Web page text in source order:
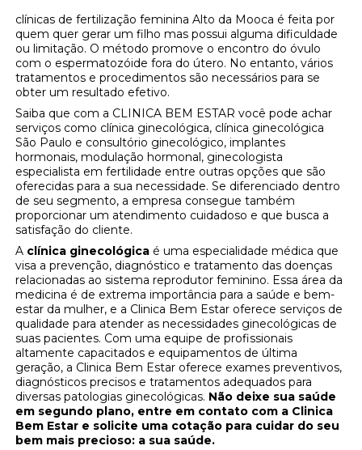
clínicas de fertilização feminina Alto da Mooca é feita por
quem quer gerar um filho mas possui alguma dificuldade
ou limitação. O método promove o encontro do óvulo
com o espermatozóide fora do útero. No entanto, vários
tratamentos e procedimentos são necessários para se
obter um resultado efetivo.
Saiba que com a CLINICA BEM ESTAR você pode achar
serviços como clínica ginecológica, clínica ginecológica
São Paulo e consultório ginecológico, implantes
hormonais, modulação hormonal, ginecologista
especialista em fertilidade entre outras opções que são
oferecidas para a sua necessidade. Se diferenciado dentro
de seu segmento, a empresa consegue também
proporcionar um atendimento cuidadoso e que busca a
satisfação do cliente.
A clínica ginecológica é uma especialidade médica que
visa a prevenção, diagnóstico e tratamento das doenças
relacionadas ao sistema reprodutor feminino. Essa área da
medicina é de extrema importância para a saúde e bem-
estar da mulher, e a Clinica Bem Estar oferece serviços de
qualidade para atender as necessidades ginecológicas de
suas pacientes. Com uma equipe de profissionais
altamente capacitados e equipamentos de última
geração, a Clinica Bem Estar oferece exames preventivos,
diagnósticos precisos e tratamentos adequados para
diversas patologias ginecológicas. Não deixe sua saúde
em segundo plano, entre em contato com a Clinica
Bem Estar e solicite uma cotação para cuidar do seu
bem mais precioso: a sua saúde.